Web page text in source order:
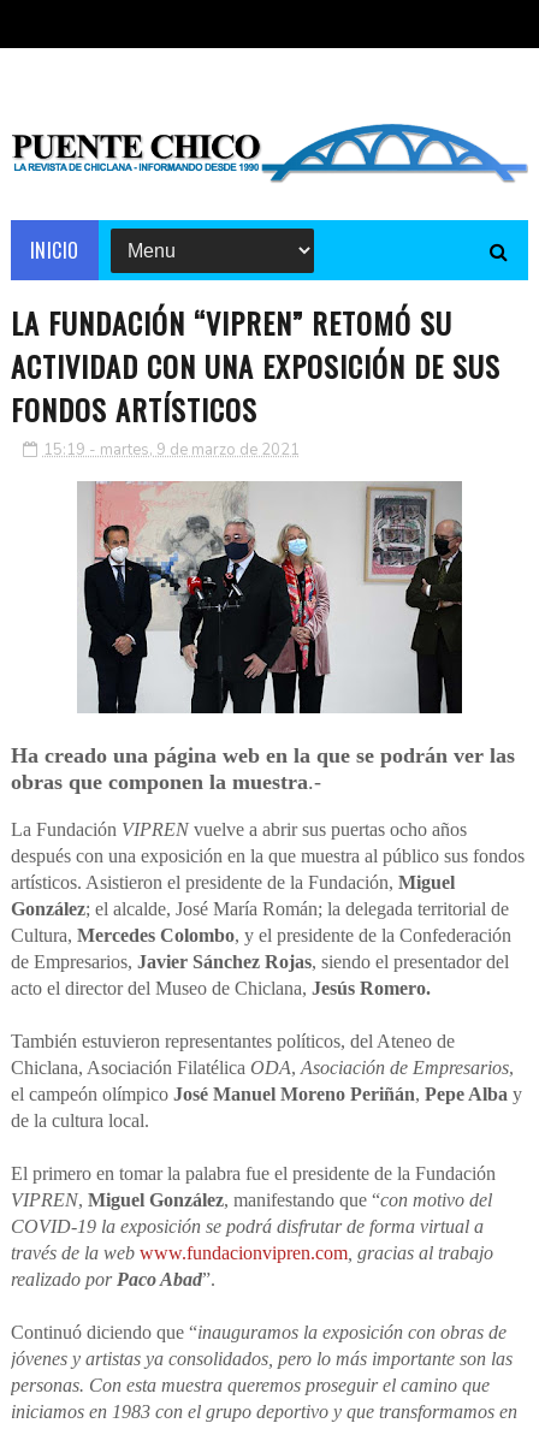
INICIO
LA FUNDACIÓN “VIPREN” RETOMÓ SU
ACTIVIDAD CON UNA EXPOSICIÓN DE SUS
FONDOS ARTÍSTICOS
15:19 - martes, 9 de marzo de 2021
Ha creado una página web en la que se podrán ver las
obras que componen la muestra.-
La Fundación VIPRENvuelve a abrir sus puertas ocho años
después con una exposición en la que muestra al público sus fondos
artísticos. Asistieron el presidente de la Fundación, Miguel
González; el alcalde, José María Román; la delegada territorial de
Cultura, Mercedes Colombo, y el presidente de la Confederación
de Empresarios, Javier Sánchez Rojas, siendo el presentador del
acto el director del Museo de Chiclana, Jesús Romero.
También estuvieron representantes políticos, del Ateneo de
Chiclana, Asociación Filatélica ODA, Asociación de Empresarios,
el campeón olímpico José Manuel Moreno Periñán, Pepe Alba y
de la cultura local.
El primero en tomar la palabra fue el presidente de la Fundación
VIPREN, Miguel González, manifestando que “con motivo del
COVID-19 la exposición se podrá disfrutar de forma virtual a
través de la web www.fundacionvipren.com, gracias al trabajo
realizado por Paco Abad”.
Continuó diciendo que “inauguramos la exposición con obras de
jóvenes y artistas ya consolidados, pero lo más importante son las
personas. Con esta muestra queremos proseguir el camino que
iniciamos en 1983 con el grupo deportivo y que transformamos en